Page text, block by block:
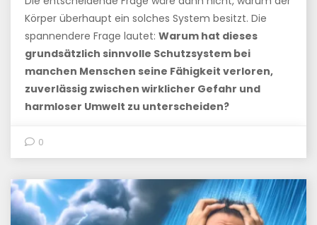
Körper überhaupt ein solches System besitzt. Die
spannendere Frage lautet: Warum hat dieses
grundsätzlich sinnvolle Schutzsystem bei
manchen Menschen seine Fähigkeit verloren,
zuverlässig zwischen wirklicher Gefahr und
harmloser Umwelt zu unterscheiden?
0